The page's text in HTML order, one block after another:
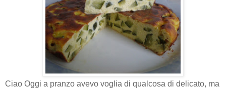
Ciao Oggi a pranzo avevo voglia di qualcosa di delicato, ma